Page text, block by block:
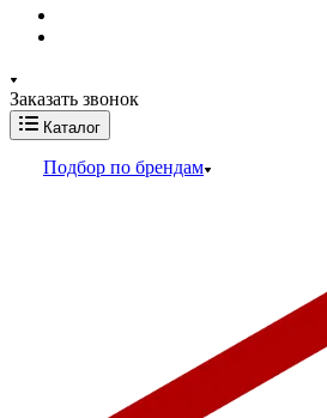
Заказать звонок
Каталог
Подбор по брендам